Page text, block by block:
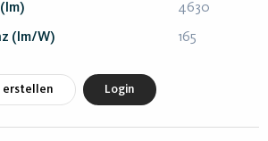
4630
(lm/W) 165
erstellen Login